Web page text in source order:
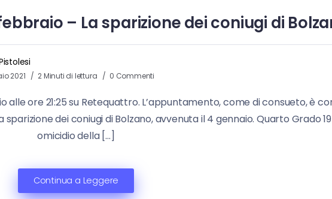
– La sparizione dei coniugi di
2021 2 Minuti di lettura 0 Commenti
ore 21:25 su Retequattro. L’appuntamento, come di consueto, è
dei coniugi di Bolzano, avvenuta il 4 gennaio. Quarto Grado
omicidio della […]
Continua a Leggere